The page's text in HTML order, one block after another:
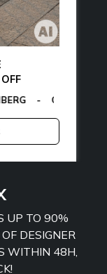
- GUESS
MCS -
UP TO 90%
DESIGNER
WITHIN 48H,